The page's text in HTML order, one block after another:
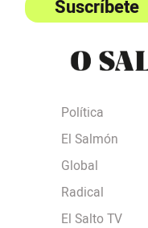
Suscríbete
Política
El Salmón
Global
Radical
El Salto TV